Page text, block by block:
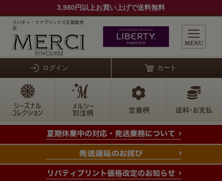
3,980円以上お買い上げで送料無料
リバティ・ファブリックス正規販売
店
ログイン カート